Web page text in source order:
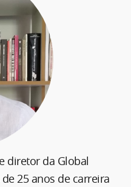
diretor da Global
25 anos de carreira